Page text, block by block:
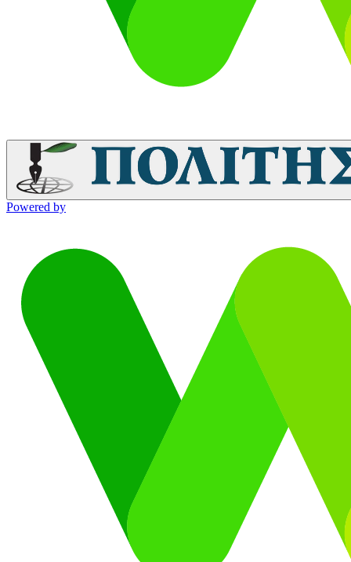
Powered by